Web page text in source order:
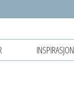
INSPIRASJON